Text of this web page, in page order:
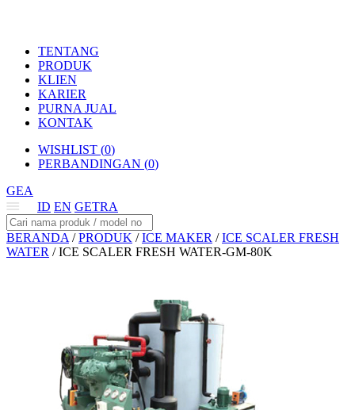
TENTANG
PRODUK
KLIEN
KARIER
PURNA JUAL
KONTAK
WISHLIST (0)
PERBANDINGAN (0)
GEA
ID EN GETRA
BERANDA /PRODUK /ICE MAKER /ICE SCALER FRESH
WATER /ICE SCALER FRESH WATER-GM-80K